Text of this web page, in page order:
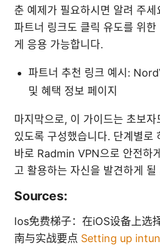
춘 예제가 필요하시면 알려 주
파트너 링크도 클릭 유도를 위한
게 응용 가능합니다.
파트너 추천 링크 예시:
및 혜택 정보 페이지
마지막으로, 이 가이드는 초보
있도록 구성했습니다. 단계별로
바로 Radmin VPN으로 안전하
고 활용하는 자신을 발견하게 될
Sources:
Ios免费梯子：在iOS设备上选
南与实战要点 Setting up